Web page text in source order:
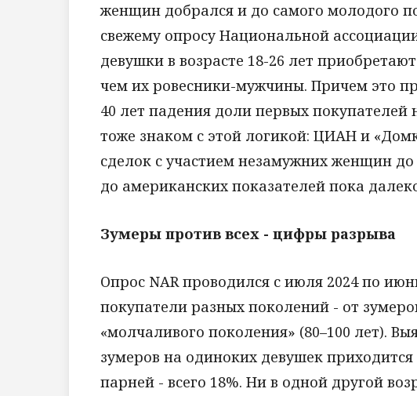
женщин добрался и до самого молодого
свежему опросу Национальной
девушки в возрасте 18-26 лет
чем их ровесники-мужчины. Причем это
40 лет падения доли первых покупателей
тоже знаком с этой логикой: ЦИАН и
сделок с участием незамужних женщин
до американских показателей пока
Зумеры против всех - цифры разрыва
Опрос NAR проводился с июля 2024 по
покупатели разных поколений - от
«молчаливого поколения» (80–100 лет).
зумеров на одиноких девушек
парней - всего 18%. Ни в одной другой